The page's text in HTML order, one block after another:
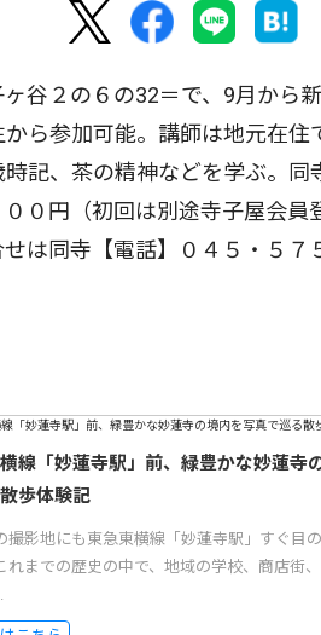
谷２の６の32＝で、9月から
ら参加可能。講師は地元在
記、茶の精神などを学ぶ。同
０円（初回は別途寺子屋会
は同寺【電話】０４５・５７
線「妙蓮寺駅」前、緑豊かな妙蓮寺
歩体験記
撮影地にも東急東横線「妙蓮寺駅」すぐ目
れまでの歴史の中で、地域の学校、商店街